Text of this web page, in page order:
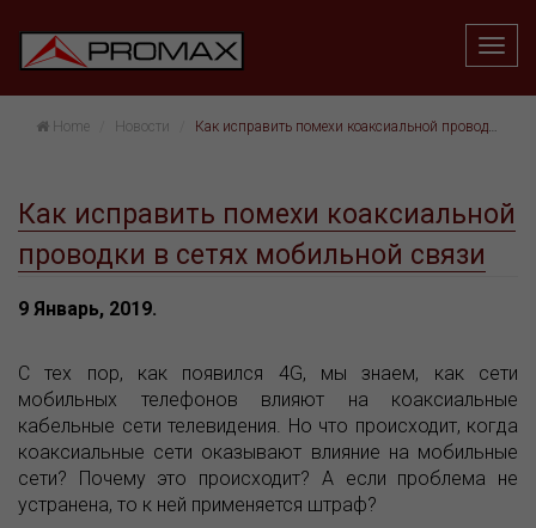
Home Hовости Как исправить помехи коаксиальной проводки в сетях мобильной связи
Как исправить помехи коаксиальной
проводки в сетях мобильной связи
9 Январь, 2019.
С тех пор, как появился 4G, мы знаем, как сети
мобильных телефонов влияют на коаксиальные
кабельные сети телевидения. Но что происходит, когда
коаксиальные сети оказывают влияние на мобильные
сети? Почему это происходит? А если проблема не
устранена, то к ней применяется штраф?